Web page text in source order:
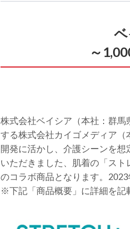
～
株式会社ベイシア（本社：群馬
する株式会社カイゴメディア
開発に活かし、介護シーンを
いただきました、肌着の「ス
のコラボ商品となります。
※下記「商品概要」に詳細を記